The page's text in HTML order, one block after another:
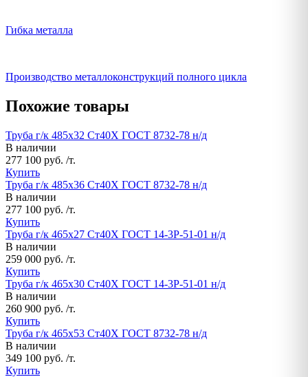
Гибка металла
Производство металлоконструкций полного цикла
Похожие товары
Труба г/к 485х32 Ст40Х ГОСТ 8732-78 н/д
В наличии
277 100 руб. /т.
Купить
Труба г/к 485х36 Ст40Х ГОСТ 8732-78 н/д
В наличии
277 100 руб. /т.
Купить
Труба г/к 465х27 Ст40Х ГОСТ 14-3Р-51-01 н/д
В наличии
259 000 руб. /т.
Купить
Труба г/к 465х30 Ст40Х ГОСТ 14-3Р-51-01 н/д
В наличии
260 900 руб. /т.
Купить
Труба г/к 465х53 Ст40Х ГОСТ 8732-78 н/д
В наличии
349 100 руб. /т.
Купить